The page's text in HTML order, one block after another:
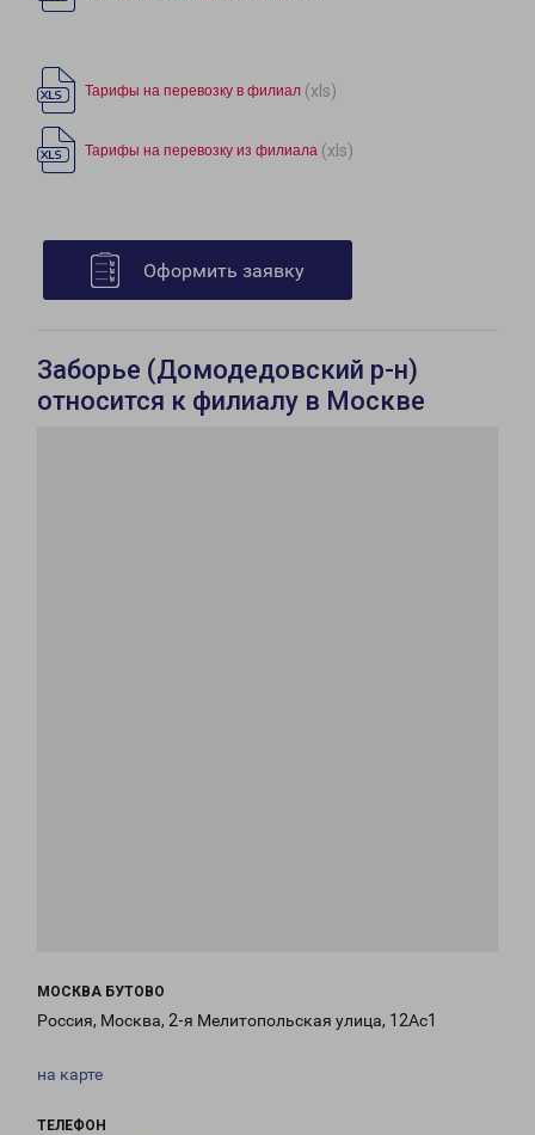
Тарифы на перевозку в филиал (xls)
Тарифы на перевозку из филиала (xls)
Оформить заявку
Заборье (Домодедовский р-н)
относится к филиалу в Москве
МОСКВА БУТОВО
Россия, Москва, 2-я Мелитопольская улица, 12Ас1
на карте
ТЕЛЕФОН